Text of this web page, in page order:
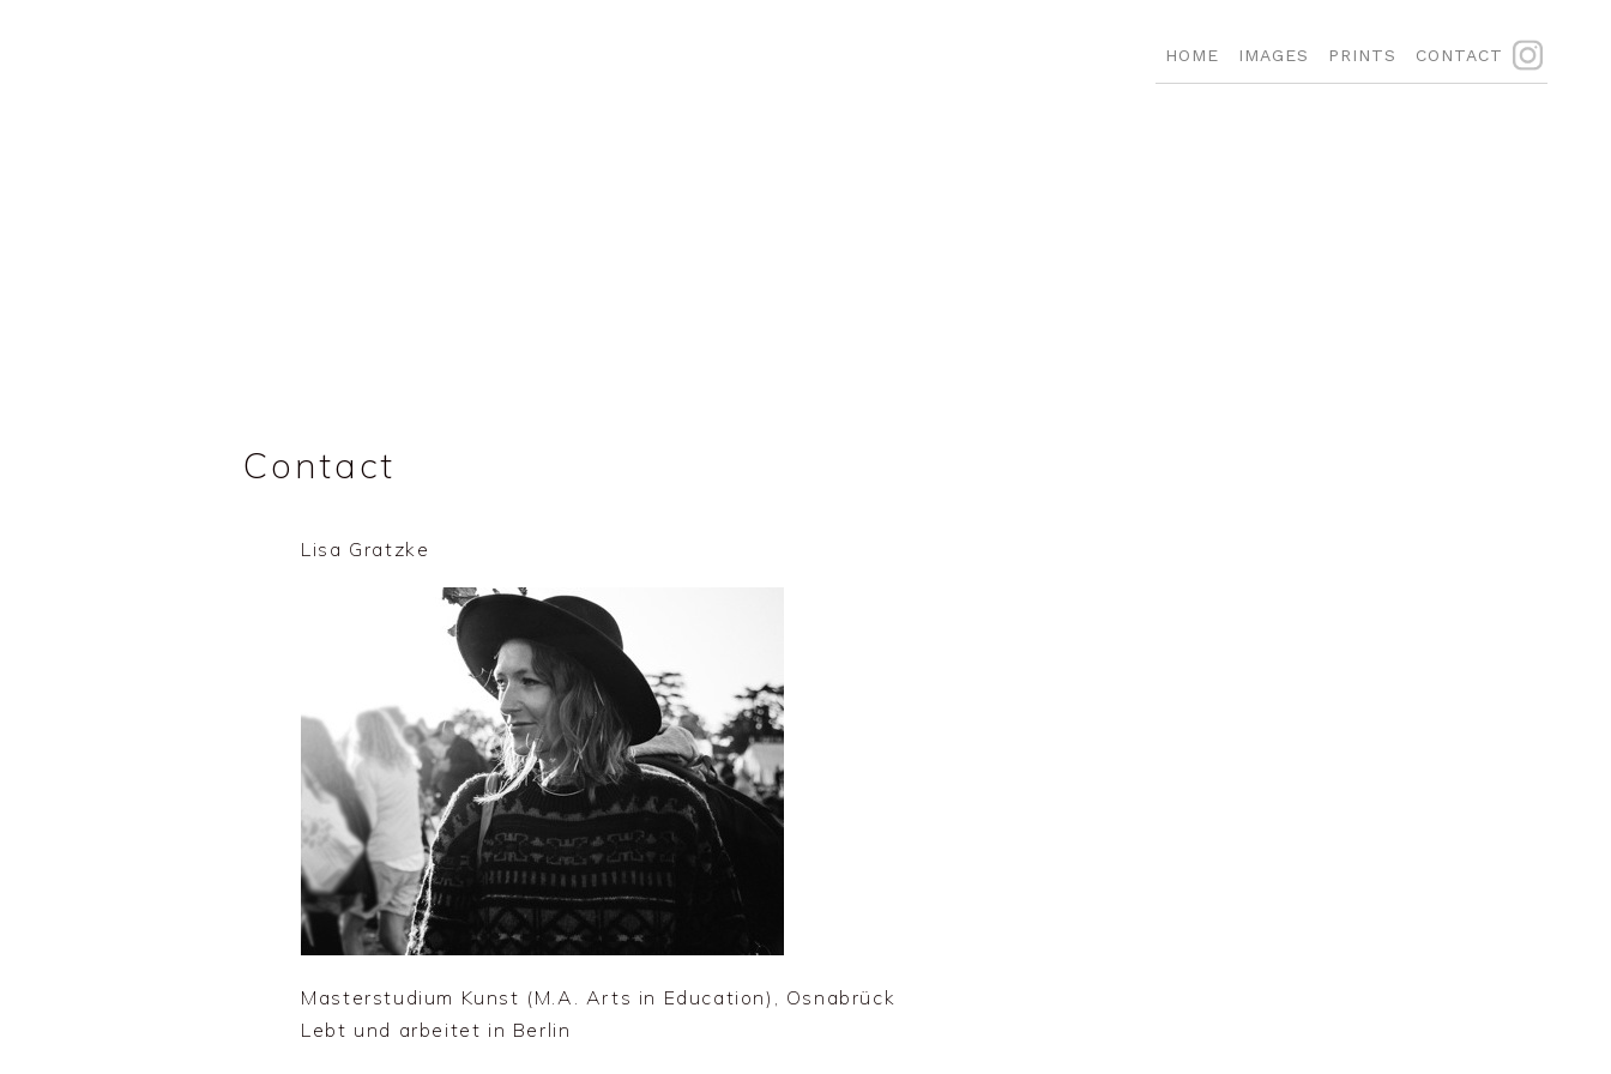
HOME IMAGES PRINTS CONTACT
Contact
Lisa Gratzke
Masterstudium Kunst (M.A. Arts in Education), Osnabrück
Lebt und arbeitet in Berlin